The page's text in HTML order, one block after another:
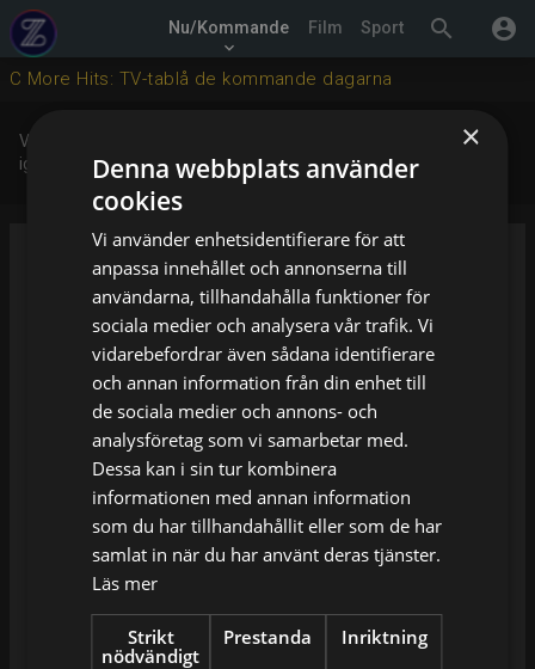
search account_circle
Nu/Kommande
keyboard_arrow_down
Film Sport
C More Hits: TV-tablå de kommande dagarna
Vi har för närvarande inga uppgifter om den här kanalen, försök
igen senare.
Vad handlar din fråga om
Ditt namn
Din e-postadress
Din förfrågan
×
Denna webbplats använder
cookies
Vi använder enhetsidentifierare för att
anpassa innehållet och annonserna till
användarna, tillhandahålla funktioner för
sociala medier och analysera vår trafik. Vi
vidarebefordrar även sådana identifierare
och annan information från din enhet till
de sociala medier och annons- och
analysföretag som vi samarbetar med.
Dessa kan i sin tur kombinera
informationen med annan information
som du har tillhandahållit eller som de har
samlat in när du har använt deras tjänster.
Läs mer
Strikt
nödvändigt
Prestanda Inriktning